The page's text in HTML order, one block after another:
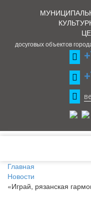
досуговых объектов
Главная
Новости
«Играй, рязанская